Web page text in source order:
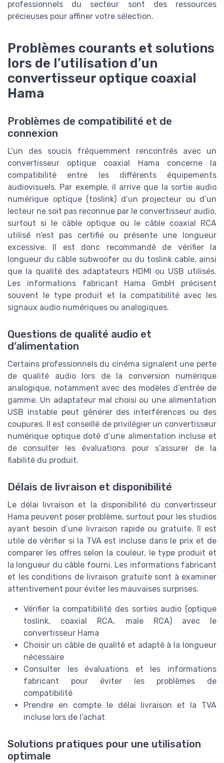
professionnels du secteur sont des ressources
précieuses pour affiner votre sélection.
Problèmes courants et solutions
lors de l’utilisation d’un
convertisseur optique coaxial
Hama
Problèmes de compatibilité et de
connexion
L’un des soucis fréquemment rencontrés avec un
convertisseur optique coaxial Hama concerne la
compatibilité entre les différents équipements
audiovisuels. Par exemple, il arrive que la sortie audio
numérique optique (toslink) d’un projecteur ou d’un
lecteur ne soit pas reconnue par le convertisseur audio,
surtout si le câble optique ou le câble coaxial RCA
utilisé n’est pas certifié ou présente une longueur
excessive. Il est donc recommandé de vérifier la
longueur du câble subwoofer ou du toslink cable, ainsi
que la qualité des adaptateurs HDMI ou USB utilisés.
Les informations fabricant Hama GmbH précisent
souvent le type produit et la compatibilité avec les
signaux audio numériques ou analogiques.
Questions de qualité audio et
d’alimentation
Certains professionnels du cinéma signalent une perte
de qualité audio lors de la conversion numérique
analogique, notamment avec des modèles d’entrée de
gamme. Un adaptateur mal choisi ou une alimentation
USB instable peut générer des interférences ou des
coupures. Il est conseillé de privilégier un convertisseur
numérique optique doté d’une alimentation incluse et
de consulter les évaluations pour s’assurer de la
fiabilité du produit.
Délais de livraison et disponibilité
Le délai livraison et la disponibilité du convertisseur
Hama peuvent poser problème, surtout pour les studios
ayant besoin d’une livraison rapide ou gratuite. Il est
utile de vérifier si la TVA est incluse dans le prix et de
comparer les offres selon la couleur, le type produit et
la longueur du câble fourni. Les informations fabricant
et les conditions de livraison gratuite sont à examiner
attentivement pour éviter les mauvaises surprises.
Vérifier la compatibilité des sorties audio (optique
toslink, coaxial RCA, male RCA) avec le
convertisseur Hama
Choisir un câble de qualité et adapté à la longueur
nécessaire
Consulter les évaluations et les informations
fabricant pour éviter les problèmes de
compatibilité
Prendre en compte le délai livraison et la TVA
incluse lors de l’achat
Solutions pratiques pour une utilisation
optimale